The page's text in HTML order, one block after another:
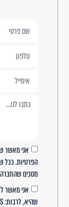
אני מאשר
הפרטיות. ככל
מסכים
אני מאשר